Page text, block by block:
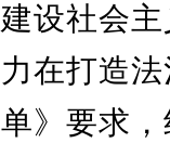
建设社会
力在打造
单》要求